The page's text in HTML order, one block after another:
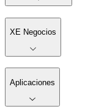
XE Negocios
Aplicaciones